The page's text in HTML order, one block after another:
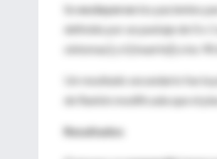
Seexcluyeronlos pacientes
definido por un puntaje de 0 o
síntomas] y 6 [muerte]) a los 90
Un resultado secundario fue
de Rankin modificada que el
Resultados